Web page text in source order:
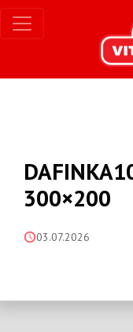
300×200
03.07.2026